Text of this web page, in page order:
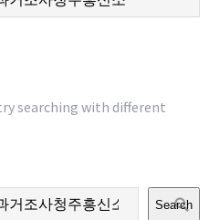
searching with different
Search